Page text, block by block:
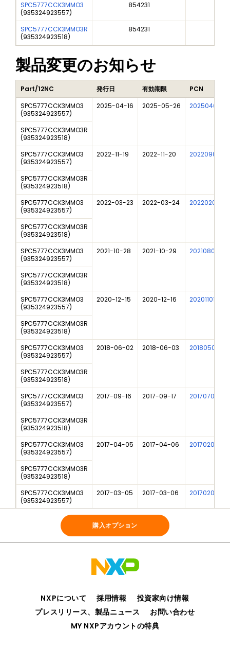
SPC5777CCK3MMO3
(935324923557)
854231
SPC5777CCK3MMO3R
(935324923518)
854231
製品変更のお知らせ
Part/12NC 発行日 有効期限
PCN
SPC5777CCK3MMO3
(935324923557)
2025-04-16 2025-05-26 202504009I
SPC5777CCK3MMO3R
(935324923518)
SPC5777CCK3MMO3
(935324923557)
2022-11-19 2022-11-20 202209016I
SPC5777CCK3MMO3R
(935324923518)
SPC5777CCK3MMO3
(935324923557)
2022-03-23 2022-03-24 202202027I
SPC5777CCK3MMO3R
(935324923518)
SPC5777CCK3MMO3
(935324923557)
2021-10-28 2021-10-29 202108002I
SPC5777CCK3MMO3R
(935324923518)
SPC5777CCK3MMO3
(935324923557)
2020-12-15 2020-12-16 202011011I
SPC5777CCK3MMO3R
(935324923518)
SPC5777CCK3MMO3
(935324923557)
2018-06-02 2018-06-03 201805005I
SPC5777CCK3MMO3R
(935324923518)
SPC5777CCK3MMO3
(935324923557)
2017-09-16 2017-09-17 201707033I
SPC5777CCK3MMO3R
(935324923518)
SPC5777CCK3MMO3
(935324923557)
2017-04-05 2017-04-06 201702030I
SPC5777CCK3MMO3R
(935324923518)
SPC5777CCK3MMO3
(935324923557)
2017-03-05 2017-03-06 201702004I
SPC5777CCK3MMO3R
935324923518 購入オプション
NXPについて 採用情報
投資家向け情報
プレスリリース、製品ニュース
お問い合わせ
MY NXPアカウントの特典